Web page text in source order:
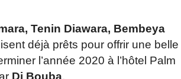
Tenin Diawara, Bembeya
déjà prêts pour offrir une belle
l’année 2020 à l’hôtel Palm
Dj Bouba.